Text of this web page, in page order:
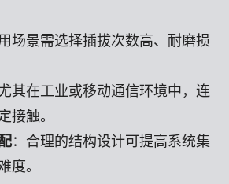
场景需选择插拔次数高、耐磨损
其在工业或移动通信环境中，连
接触。
：合理的结构设计可提高系统集
度。